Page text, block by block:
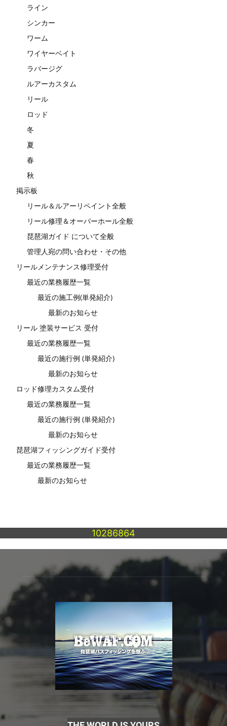
ライン
シンカー
ワーム
ワイヤーベイト
ラバージグ
ルアーカスタム
リール
ロッド
冬
夏
春
秋
掲示板
リール＆ルアーリペイント全般
リール修理＆オーバーホール全般
琵琶湖ガイド について全般
管理人宛の問い合わせ・その他
リールメンテナンス修理受付
最近の業務履歴一覧
最近の施工例(単発紹介)
最新のお知らせ
リール 塗装サービス 受付
最近の業務履歴一覧
最近の施行例 (単発紹介)
最新のお知らせ
ロッド修理カスタム受付
最近の業務履歴一覧
最近の施行例 (単発紹介)
最新のお知らせ
琵琶湖フィッシングガイド受付
最近の業務履歴一覧
最新のお知らせ
10286864